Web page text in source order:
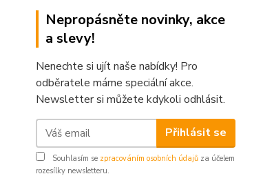
Nepropásněte novinky, akce
a slevy!
Nenechte si ujít naše nabídky! Pro
odběratele máme speciální akce.
Newsletter si můžete kdykoli odhlásit.
Přihlásit se
Souhlasím se zpracováním osobních údajů za účelem
rozesílky newsletteru.